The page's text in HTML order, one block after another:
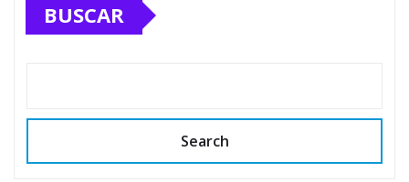
BUSCAR
Search